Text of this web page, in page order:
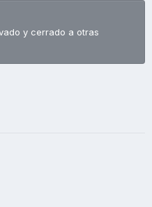
y cerrado a otras